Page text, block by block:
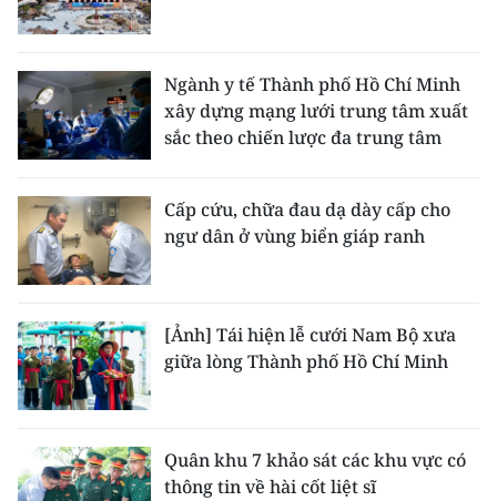
Ngành y tế Thành phố Hồ Chí Minh
xây dựng mạng lưới trung tâm xuất
sắc theo chiến lược đa trung tâm
Cấp cứu, chữa đau dạ dày cấp cho
ngư dân ở vùng biển giáp ranh
[Ảnh] Tái hiện lễ cưới Nam Bộ xưa
giữa lòng Thành phố Hồ Chí Minh
Quân khu 7 khảo sát các khu vực có
thông tin về hài cốt liệt sĩ